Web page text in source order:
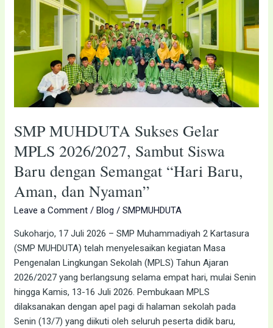
SMP MUHDUTA Sukses Gelar
MPLS 2026/2027, Sambut Siswa
Baru dengan Semangat “Hari Baru,
Aman, dan Nyaman”
Leave a Comment / Blog /SMPMUHDUTA
Sukoharjo, 17 Juli 2026 – SMP Muhammadiyah 2 Kartasura
(SMP MUHDUTA) telah menyelesaikan kegiatan Masa
Pengenalan Lingkungan Sekolah (MPLS) Tahun Ajaran
2026/2027 yang berlangsung selama empat hari, mulai Senin
hingga Kamis, 13-16 Juli 2026. Pembukaan MPLS
dilaksanakan dengan apel pagi di halaman sekolah pada
Senin (13/7) yang diikuti oleh seluruh peserta didik baru,
Sukses
MPLS
2026/2027,
dengan
Semangat
“Hari
Baru,
Aman,
Nyaman”